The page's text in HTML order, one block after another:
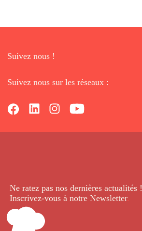
Suivez nous !
Suivez nous sur les réseaux :
Ne ratez pas nos dernières actualités !
Inscrivez-vous à notre Newsletter.